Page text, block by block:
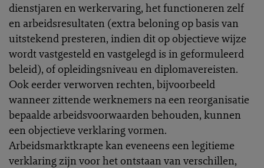
dienstjaren en werkervaring, het functioneren zelf
en arbeidsresultaten (extra beloning op basis van
uitstekend presteren, indien dit op objectieve wijze
wordt vastgesteld en vastgelegd is in geformuleerd
beleid), of opleidingsniveau en diplomavereisten.
Ook eerder verworven rechten, bijvoorbeeld
wanneer zittende werknemers na een reorganisatie
bepaalde arbeidsvoorwaarden behouden, kunnen
een objectieve verklaring vormen.
Arbeidsmarktkrapte kan eveneens een legitieme
verklaring zijn voor het ontstaan van verschillen,